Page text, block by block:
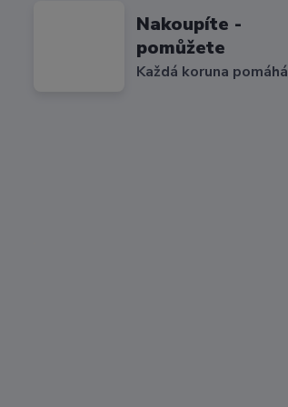
Nakoupíte -
pomůžete
Každá koruna pomáhá